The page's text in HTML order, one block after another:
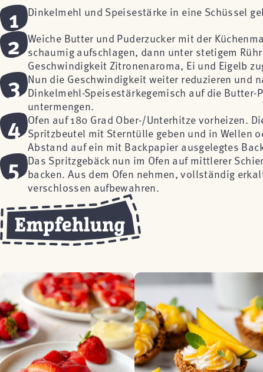
1 Dinkelmehl und Speisestärke in eine Schüssel
2 Weiche Butter und Puderzucker mit der
schaumig aufschlagen, dann unter stetigem
Geschwindigkeit Zitronenaroma, Ei und Eigelb
3 Nun die Geschwindigkeit weiter reduzieren und
Dinkelmehl-Speisestärkegemisch auf die Butter-
untermengen.
4 Ofen auf 180 Grad Ober-/Unterhitze vorheizen.
Spritzbeutel mit Sterntülle geben und in Wellen
Abstand auf ein mit Backpapier ausgelegtes
5
Das Spritzgebäck nun im Ofen auf mittlerer
backen. Aus dem Ofen nehmen, vollständig
verschlossen aufbewahren.